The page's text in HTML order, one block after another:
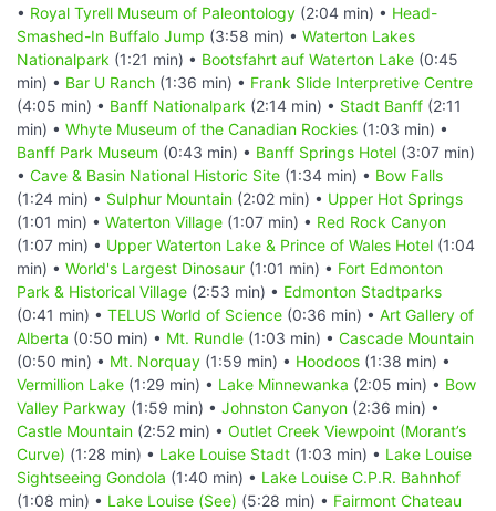
• Royal Tyrell Museum of Paleontology (2:04 min) • Head-
Smashed-In Buffalo Jump (3:58 min) • Waterton Lakes
Nationalpark (1:21 min) • Bootsfahrt auf Waterton Lake (0:45
min) • Bar U Ranch (1:36 min) • Frank Slide Interpretive Centre
(4:05 min) • Banff Nationalpark (2:14 min) • Stadt Banff (2:11
min) • Whyte Museum of the Canadian Rockies (1:03 min) •
Banff Park Museum (0:43 min) • Banff Springs Hotel (3:07 min)
• Cave & Basin National Historic Site (1:34 min) • Bow Falls
(1:24 min) • Sulphur Mountain (2:02 min) • Upper Hot Springs
(1:01 min) • Waterton Village (1:07 min) • Red Rock Canyon
(1:07 min) • Upper Waterton Lake & Prince of Wales Hotel (1:04
min) • World's Largest Dinosaur (1:01 min) • Fort Edmonton
Park & Historical Village (2:53 min) • Edmonton Stadtparks
(0:41 min) • TELUS World of Science (0:36 min) • Art Gallery of
Alberta (0:50 min) • Mt. Rundle (1:03 min) • Cascade Mountain
(0:50 min) • Mt. Norquay (1:59 min) • Hoodoos (1:38 min) •
Vermillion Lake (1:29 min) • Lake Minnewanka (2:05 min) • Bow
Valley Parkway (1:59 min) • Johnston Canyon (2:36 min) •
Castle Mountain (2:52 min) • Outlet Creek Viewpoint (Morant’s
Curve) (1:28 min) • Lake Louise Stadt (1:03 min) • Lake Louise
Sightseeing Gondola (1:40 min) • Lake Louise C.P.R. Bahnhof
(1:08 min) • Lake Louise (See) (5:28 min) • Fairmont Chateau